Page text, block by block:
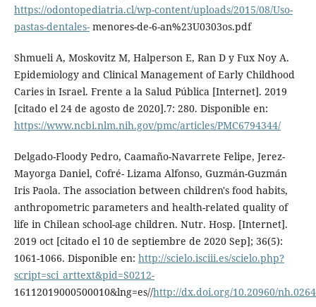
https://odontopediatria.cl/wp-content/uploads/2015/08/Uso-
pastas-dentales-menores-de-6-an%23U0303os.pdf
Shmueli A, Moskovitz M, Halperson E, Ran D y Fux Noy A.
Epidemiology and Clinical Management of Early Childhood
Caries in Israel. Frente a la Salud Pública [Internet]. 2019
[citado el 24 de agosto de 2020].7: 280. Disponible en:
https://www.ncbi.nlm.nih.gov/pmc/articles/PMC6794344/
Delgado-Floody Pedro, Caamaño-Navarrete Felipe, Jerez-
Mayorga Daniel, Cofré- Lizama Alfonso, Guzmán-Guzmán
Iris Paola. The association between children's food habits,
anthropometric parameters and health-related quality of
life in Chilean school-age children. Nutr. Hosp. [Internet].
2019 oct [citado el 10 de septiembre de 2020 Sep]; 36(5):
1061-1066. Disponible en: http://scielo.isciii.es/scielo.php?
script=sci_arttext&pid=S0212-
16112019000500010&lng=es//http://dx.doi.org/10.20960/